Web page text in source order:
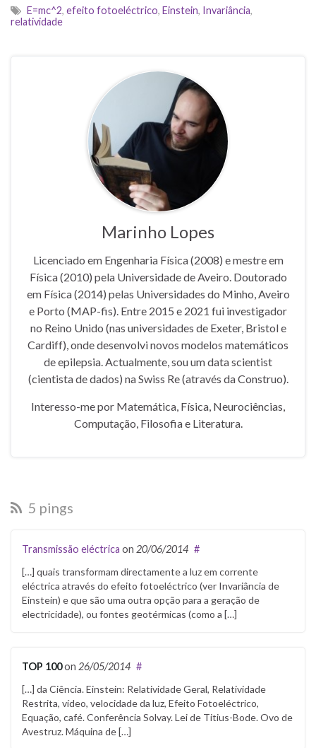
E=mc^2, efeito fotoeléctrico, Einstein, Invariância,
relatividade
Marinho Lopes
Licenciado em Engenharia Física (2008) e mestre em
Física (2010) pela Universidade de Aveiro. Doutorado
em Física (2014) pelas Universidades do Minho, Aveiro
e Porto (MAP-fis). Entre 2015 e 2021 fui investigador
no Reino Unido (nas universidades de Exeter, Bristol e
Cardiff), onde desenvolvi novos modelos matemáticos
de epilepsia. Actualmente, sou um data scientist
(cientista de dados) na Swiss Re (através da Construo).
Interesso-me por Matemática, Física, Neurociências,
Computação, Filosofia e Literatura.
5 pings
Transmissão eléctrica on 20/06/2014 #
[…] quais transformam directamente a luz em corrente
eléctrica através do efeito fotoeléctrico (ver Invariância de
Einstein) e que são uma outra opção para a geração de
electricidade), ou fontes geotérmicas (como a […]
TOP 100on 26/05/2014 #
[…] da Ciência. Einstein: Relatividade Geral, Relatividade
Restrita, vídeo, velocidade da luz, Efeito Fotoeléctrico,
Equação, café. Conferência Solvay. Lei de Titius-Bode. Ovo de
Avestruz. Máquina de […]